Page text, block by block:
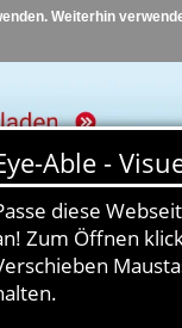
Weiterhin
Hilfe Kontakt
Diabetes